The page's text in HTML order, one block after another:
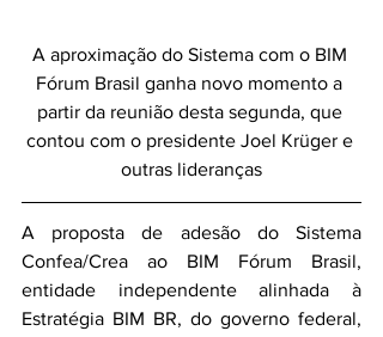
A aproximação do Sistema com o BIM
Fórum Brasil ganha novo momento a
partir da reunião desta segunda, que
contou com o presidente Joel Krüger e
outras lideranças
A proposta de adesão do Sistema
Confea/Crea ao BIM Fórum Brasil,
entidade independente alinhada à
Estratégia BIM BR, do governo federal,